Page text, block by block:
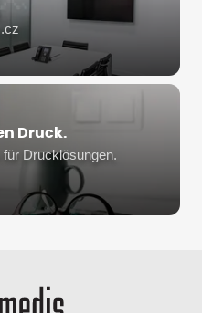
Druck.
Drucklösungen.